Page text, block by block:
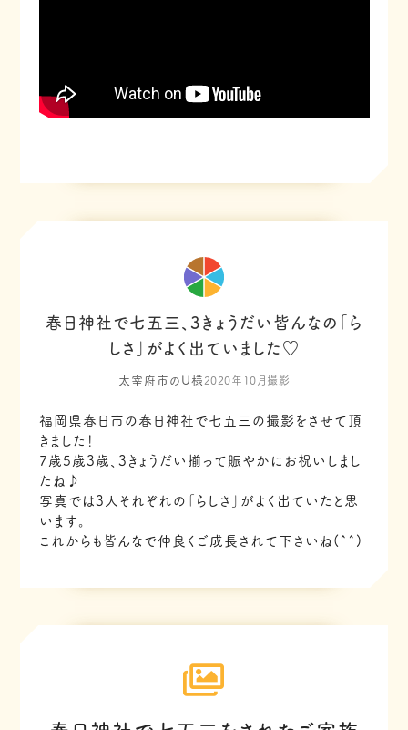
春日神社で七五三、3きょうだい皆んなの「ら
しさ」がよく出ていました♡
太宰府市のU様 2020年10月撮影
福岡県春日市の春日神社で七五三の撮影をさせて頂
きました！
7歳5歳3歳、3きょうだい揃って賑やかにお祝いしまし
たね♪
写真では3人それぞれの「らしさ」がよく出ていたと思
います。
これからも皆んなで仲良くご成長されて下さいね(^^)